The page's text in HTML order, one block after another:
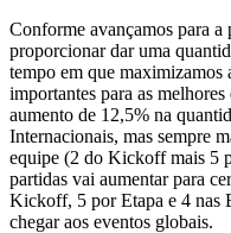
Conforme avançamos para
proporcionar dar uma
tempo em que maximizamos
importantes para as
aumento de 12,5% na
Internacionais, mas sempre
equipe (2 do Kickoff mais 5
partidas vai aumentar para
Kickoff, 5 por Etapa e 4 nas
chegar aos eventos globais.